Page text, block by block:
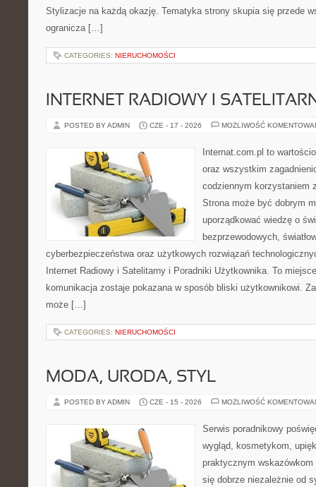
Stylizacje na każdą okazję. Tematyka strony skupia się przede
ogranicza […]
CATEGORIES: NIERUCHOMOŚCI
INTERNET RADIOWY I
POSTED BY ADMIN CZE - 17 - 2026 MOŻLIWOŚĆ
Internat.com.pl to
oraz wszystkim
codziennym korzystaniem
Strona może być dobrym
uporządkować wiedzę o
bezprzewodowych,
cyberbezpieczeństwa oraz użytkowych rozwiązań
Internet Radiowy i Satelitarny i Poradniki Użytkownika. To
komunikacja zostaje pokazana w sposób bliski użytkownikowi.
może […]
CATEGORIES: NIERUCHOMOŚCI
MODA, URODA, STYL
POSTED BY ADMIN CZE - 15 - 2026 MOŻLIWOŚĆ
Serwis poradnikowy
wygląd, kosmetykom,
praktycznym
się dobrze niezależnie od